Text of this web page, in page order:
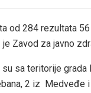
od 284 rezultata
Zavod za javno
sa teritorije grada
2 iz Medveđe i